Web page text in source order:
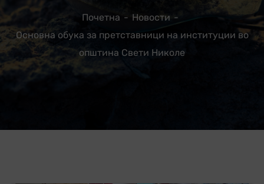
Почетна
Новости
Основна обука за претставници на институции во
општина Свети Николе